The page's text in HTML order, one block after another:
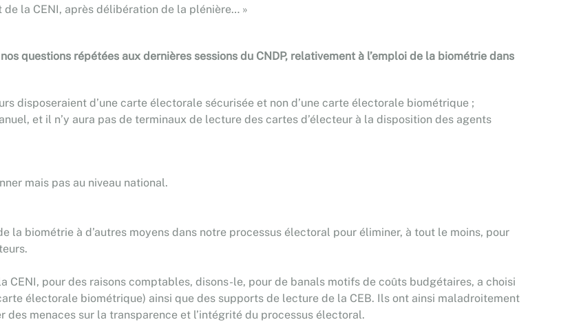
la CENI, après délibération de la plénière… »
questions répétées aux dernières sessions du CNDP, relativement à l’emploi de la biométrie dans
disposeraient d’une carte électorale sécurisée et non d’une carte électorale biométrique ;
et il n’y aura pas de terminaux de lecture des cartes d’électeur à la disposition des agents
mais pas au niveau national.
la biométrie à d’autres moyens dans notre processus électoral pour éliminer, à tout le moins, pour
CENI, pour des raisons comptables, disons-le, pour de banals motifs de coûts budgétaires, a choisi
électorale biométrique) ainsi que des supports de lecture de la CEB. Ils ont ainsi maladroitement
menaces sur la transparence et l’intégrité du processus électoral.